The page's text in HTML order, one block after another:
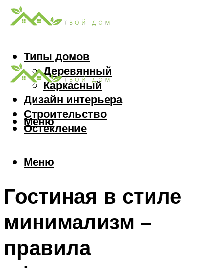
Типы домов
Деревянный
Каркасный
Дизайн интерьера
Строительство
Остекление
Меню
Меню
Гостиная в стиле
минимализм –
правила